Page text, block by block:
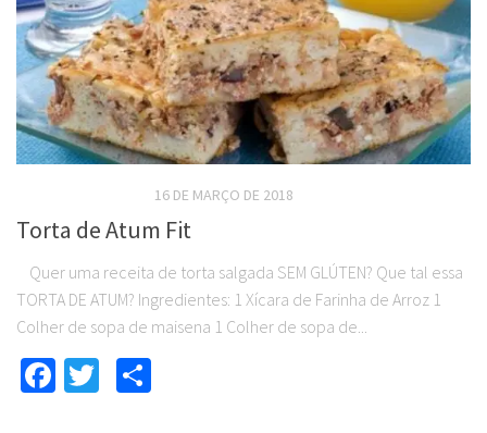
16 DE MARÇO DE 2018
Torta de Atum Fit
Quer uma receita de torta salgada SEM GLÚTEN? Que tal essa
TORTA DE ATUM? Ingredientes: 1 Xícara de Farinha de Arroz 1
Colher de sopa de maisena 1 Colher de sopa de...
Facebook
Twitter